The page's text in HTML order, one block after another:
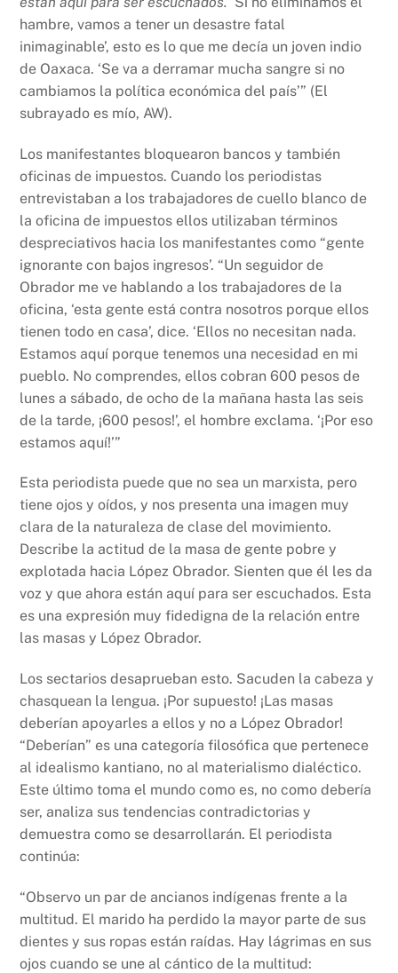
hambre, vamos a tener un desastre fatal
inimaginable’, esto es lo que me decía un joven indio
de Oaxaca. ‘Se va a derramar mucha sangre si no
cambiamos la política económica del país’” (El
subrayado es mío, AW).
Los manifestantes bloquearon bancos y también
oficinas de impuestos. Cuando los periodistas
entrevistaban a los trabajadores de cuello blanco de
la oficina de impuestos ellos utilizaban términos
despreciativos hacia los manifestantes como “gente
ignorante con bajos ingresos’. “Un seguidor de
Obrador me ve hablando a los trabajadores de la
oficina, ‘esta gente está contra nosotros porque ellos
tienen todo en casa’, dice. ‘Ellos no necesitan nada.
Estamos aquí porque tenemos una necesidad en mi
pueblo. No comprendes, ellos cobran 600 pesos de
lunes a sábado, de ocho de la mañana hasta las seis
de la tarde, ¡600 pesos!’, el hombre exclama. ‘¡Por eso
estamos aquí!’”
Esta periodista puede que no sea un marxista, pero
tiene ojos y oídos, y nos presenta una imagen muy
clara de la naturaleza de clase del movimiento.
Describe la actitud de la masa de gente pobre y
explotada hacia López Obrador. Sienten que él les da
voz y que ahora están aquí para ser escuchados. Esta
es una expresión muy fidedigna de la relación entre
las masas y López Obrador.
Los sectarios desaprueban esto. Sacuden la cabeza y
chasquean la lengua. ¡Por supuesto! ¡Las masas
deberían apoyarles a ellos y no a López Obrador!
“Deberían” es una categoría filosófica que pertenece
al idealismo kantiano, no al materialismo dialéctico.
Este último toma el mundo como es, no como debería
ser, analiza sus tendencias contradictorias y
demuestra como se desarrollarán. El periodista
continúa:
“Observo un par de ancianos indígenas frente a la
multitud. El marido ha perdido la mayor parte de sus
dientes y sus ropas están raídas. Hay lágrimas en sus
ojos cuando se une al cántico de la multitud: